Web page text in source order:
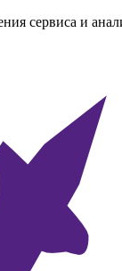
сервиса и